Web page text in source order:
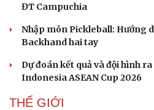
ĐT Campuchia
Nhập môn Pickleball: Hướng
Backhand hai tay
Dự đoán kết quả và đội hình
Indonesia ASEAN Cup 2026
THẾ GIỚI